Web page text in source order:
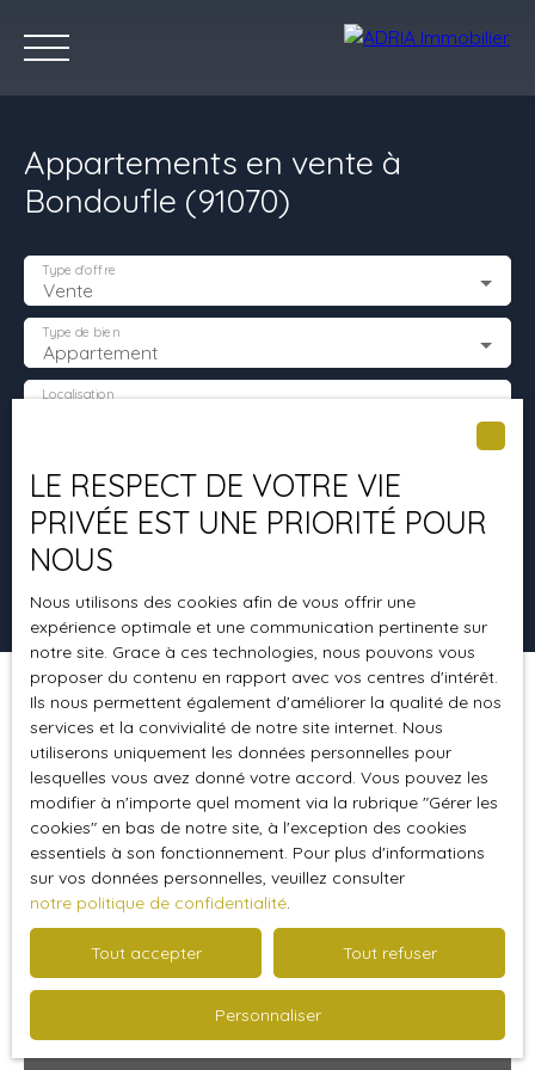
Accueil Acheter
Appartements en vente à
Bondoufle (91070)
Vente
Type d'offre
Appartement
Type de bien
Localisation
Surface min (m²)
Rechercher
Pertinence
Trier par Créer une alerte
238 000€
Idéal 1er achat
LE RESPECT DE VOTRE VIE
PRIVÉE EST UNE PRIORITÉ POUR
NOUS
Nous utilisons des cookies afin de vous offrir une
expérience optimale et une communication pertinente sur
notre site. Grace à ces technologies, nous pouvons vous
proposer du contenu en rapport avec vos centres d'intérêt.
Ils nous permettent également d'améliorer la qualité de nos
services et la convivialité de notre site internet. Nous
utiliserons uniquement les données personnelles pour
lesquelles vous avez donné votre accord. Vous pouvez les
modifier à n'importe quel moment via la rubrique ″Gérer les
cookies″ en bas de notre site, à l'exception des cookies
essentiels à son fonctionnement. Pour plus d'informations
sur vos données personnelles, veuillez consulter
notre politique de confidentialité.
Tout accepter Tout refuser
Personnaliser